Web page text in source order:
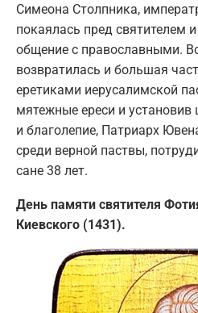
Симеона Столпника,
покаялась пред святителем
общение с православными.
возвратилась и большая
еретиками иерусалимской
мятежные ереси и
и благолепие, Патриарх
среди верной паствы,
сане 38 лет.
День памяти святителя
Киевского (1431).